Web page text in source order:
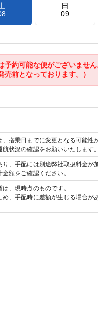
日
09
予約可能な便がございませ
売前となっております。）
搭乗日までに変更となる可能性
状況の確認をお願いいたします。
、手配には別途弊社取扱料金が
額をご確認ください。
、現時点のものです。
、手配時に差額が生じる場合が